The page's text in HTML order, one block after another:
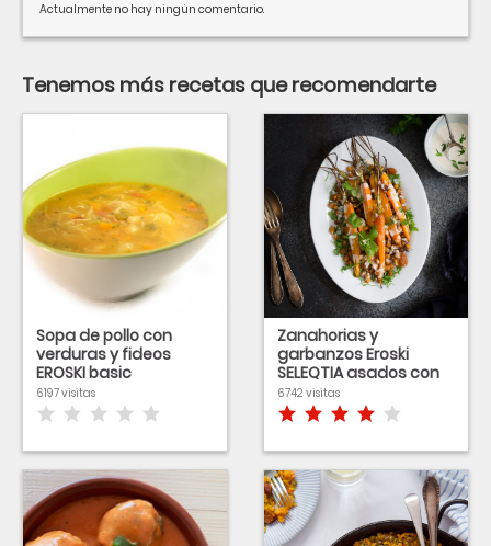
Actualmente no hay ningún comentario.
Tenemos más recetas que recomendarte
Sopa de pollo con
verduras y fideos
EROSKI basic
6197 visitas
Zanahorias y
garbanzos Eroski
SELEQTIA asados con
miel en salsa tahina
6742 visitas